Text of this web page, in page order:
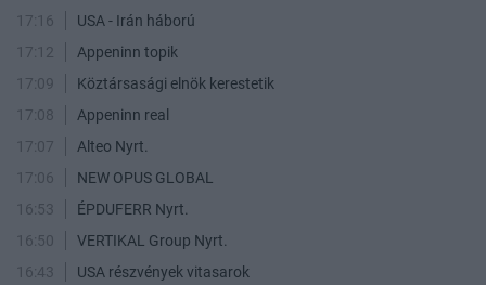
17:16
USA - Irán háború
17:12
Appeninn topik
17:09
Köztársasági elnök kerestetik
17:08
Appeninn real
17:07
Alteo Nyrt.
17:06
NEW OPUS GLOBAL
16:53
ÉPDUFERR Nyrt.
16:50
VERTIKAL Group Nyrt.
16:43
USA részvények vitasarok